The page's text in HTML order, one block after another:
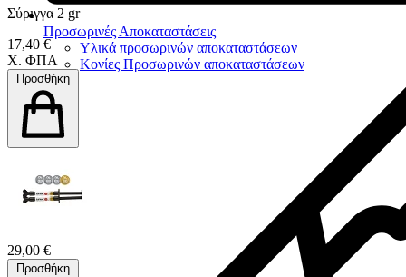
Προσωρινές Αποκαταστάσεις
Υλικά προσωρινών αποκαταστάσεων
Κονίες Προσωρινών αποκαταστάσεων
Σύριγγα 2 gr
17,40 €
Χ. ΦΠΑ
Προσθήκη
29,00 €
Προσθήκη